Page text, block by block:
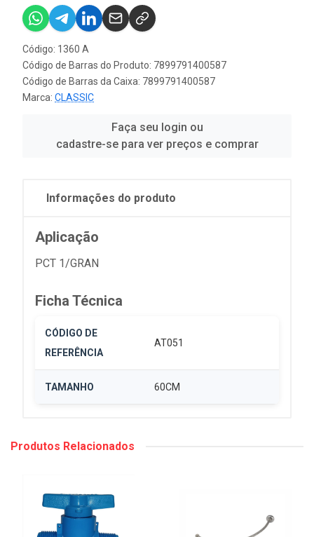
Código: 1360 A
Código de Barras do Produto: 7899791400587
Código de Barras da Caixa: 7899791400587
Marca: CLASSIC
Faça seu login ou
cadastre-se para ver preços e comprar
Informações do produto
Aplicação
PCT 1/GRAN
Ficha Técnica
CÓDIGO DE
REFERÊNCIA
AT051
TAMANHO 60CM
Produtos Relacionados